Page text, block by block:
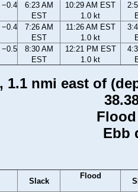
−0.4
6:23 AM
EST
10:29 AM EST
1.0 kt
−0.4
7:26 AM
EST
11:26 AM EST
1.0 kt
−0.5
8:30 AM
EST
12:21 PM EST
1.0 kt
1.1 nmi east of
Ebb
Slack
Flood